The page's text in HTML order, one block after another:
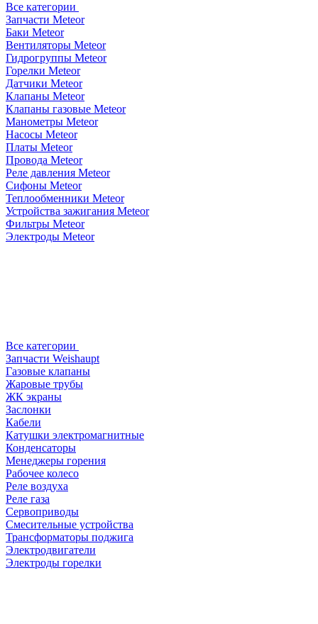
Все категории
Запчасти Meteor
Баки Meteor
Вентиляторы Meteor
Гидрогруппы Meteor
Горелки Meteor
Датчики Meteor
Клапаны Meteor
Клапаны газовые Meteor
Манометры Meteor
Насосы Meteor
Платы Meteor
Провода Meteor
Реле давления Meteor
Сифоны Meteor
Теплообменники Meteor
Устройства зажигания Meteor
Фильтры Meteor
Электроды Meteor
Все категории
Запчасти Weishaupt
Газовые клапаны
Жаровые трубы
ЖК экраны
Заслонки
Кабели
Катушки электромагнитные
Конденсаторы
Менеджеры горения
Рабочее колесо
Реле воздухa
Реле газа
Сервоприводы
Смесительные устройства
Трансформаторы поджига
Электродвигатели
Электроды горелки